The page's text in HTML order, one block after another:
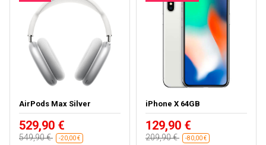
AirPods Max Silver
529,90 €
549,90 € -20,00 €
iPhone X 64GB
129,90 €
209,90 € -80,00 €